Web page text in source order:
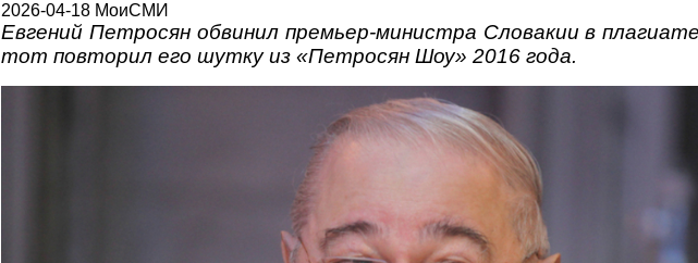
2026-04-18 МоиСМИ
Евгений Петросян обвинил премьер-министра Словакии в
тот повторил его шутку из «Петросян Шоу» 2016 года.